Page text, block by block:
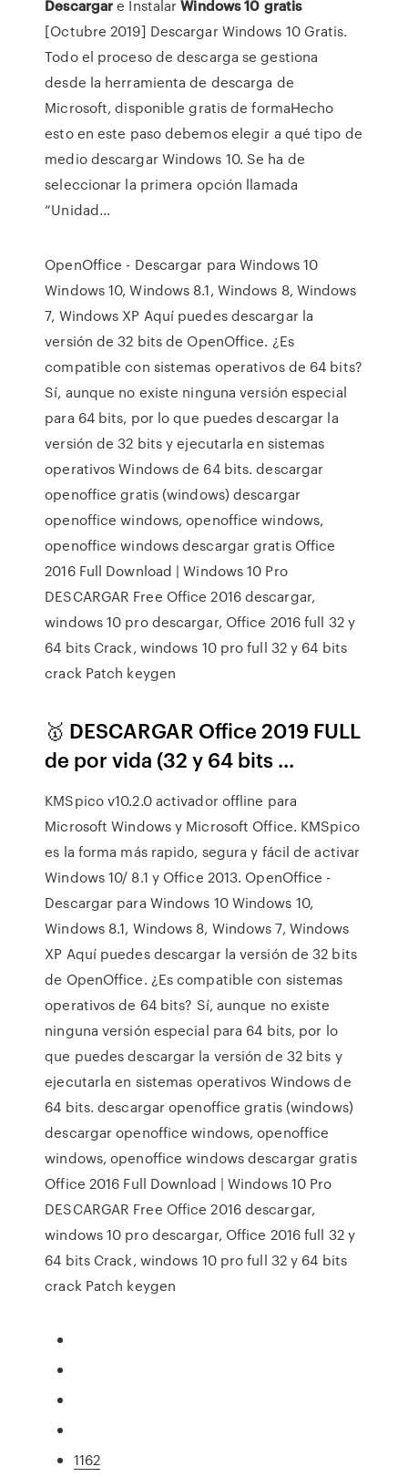
Descargare InstalarWindows10 gratis
[Octubre 2019] Descargar Windows 10 Gratis.
Todo el proceso de descarga se gestiona
desde la herramienta de descarga de
Microsoft, disponible gratis de formaHecho
esto en este paso debemos elegir a qué tipo de
medio descargar Windows 10. Se ha de
seleccionar la primera opción llamada
“Unidad...
OpenOffice - Descargar para Windows 10
Windows 10, Windows 8.1, Windows 8, Windows
7, Windows XP Aquí puedes descargar la
versión de 32 bits de OpenOffice. ¿Es
compatible con sistemas operativos de 64 bits?
Sí, aunque no existe ninguna versión especial
para 64 bits, por lo que puedes descargar la
versión de 32 bits y ejecutarla en sistemas
operativos Windows de 64 bits. descargar
openoffice gratis (windows) descargar
openoffice windows, openoffice windows,
openoffice windows descargar gratis Office
2016 Full Download | Windows 10 Pro
DESCARGAR Free Office 2016 descargar,
windows 10 pro descargar, Office 2016 full 32 y
64 bits Crack, windows 10 pro full 32 y 64 bits
crack Patch keygen
🥇 DESCARGAR Office 2019 FULL
de por vida (32 y 64 bits ...
KMSpico v10.2.0 activador offline para
Microsoft Windows y Microsoft Office. KMSpico
es la forma más rapido, segura y fácil de activar
Windows 10/ 8.1 y Office 2013. OpenOffice -
Descargar para Windows 10 Windows 10,
Windows 8.1, Windows 8, Windows 7, Windows
XP Aquí puedes descargar la versión de 32 bits
de OpenOffice. ¿Es compatible con sistemas
operativos de 64 bits? Sí, aunque no existe
ninguna versión especial para 64 bits, por lo
que puedes descargar la versión de 32 bits y
ejecutarla en sistemas operativos Windows de
64 bits. descargar openoffice gratis (windows)
descargar openoffice windows, openoffice
windows, openoffice windows descargar gratis
Office 2016 Full Download | Windows 10 Pro
DESCARGAR Free Office 2016 descargar,
windows 10 pro descargar, Office 2016 full 32 y
64 bits Crack, windows 10 pro full 32 y 64 bits
crack Patch keygen
1162